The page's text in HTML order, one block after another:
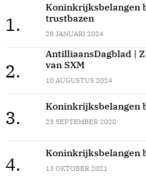
1.
Koninkrijksbelangen
trustbazen
28 JANUARI 2024
2.
AntilliaansDagblad |
van SXM
10 AUGUSTUS 2024
3.
Koninkrijksbelangen
23 SEPTEMBER 2020
4.
Koninkrijksbelangen
13 OKTOBER 2021